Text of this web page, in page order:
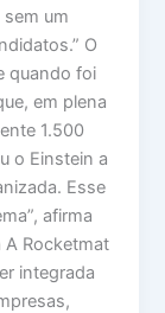
um
O
quando foi
em plena
1.500
o Einstein a
Esse
afirma
Rocketmat
integrada